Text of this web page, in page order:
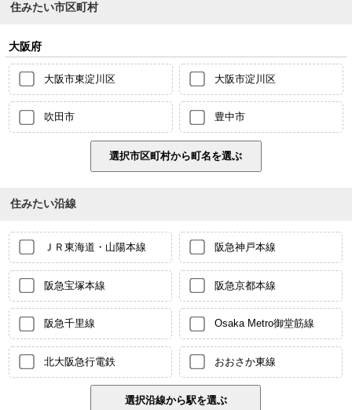
住みたい市区町村
大阪府
大阪市東淀川区 大阪市淀川区
吹田市 豊中市
住みたい沿線
ＪＲ東海道・山陽本線 阪急神戸本線
阪急宝塚本線 阪急京都本線
阪急千里線 Osaka Metro御堂筋線
北大阪急行電鉄 おおさか東線